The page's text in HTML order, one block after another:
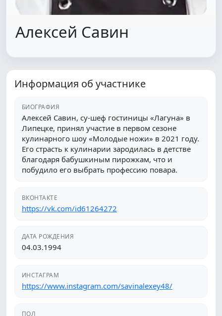
Алексей Савин
Информация об участнике
БИОГРАФИЯ
Алексей Савин, су-шеф гостиницы «Лагуна» в
Липецке, принял участие в первом сезоне
кулинарного шоу «Молодые ножи» в 2021 году.
Его страсть к кулинарии зародилась в детстве
благодаря бабушкиным пирожкам, что и
побудило его выбрать профессию повара.
ВКОНТАКТЕ
https://vk.com/id61264272
ДАТА РОЖДЕНИЯ
04.03.1994
ИНСТАГРАМ
https://www.instagram.com/savinalexey48/
ПОЛ